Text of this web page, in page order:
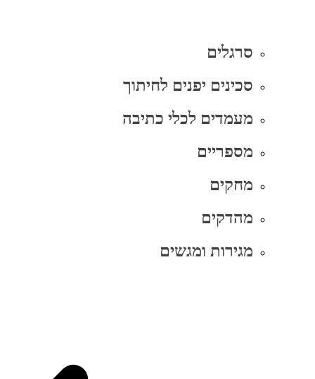
סרגלים
סכינים יפנים לחיתוך
מעמדים לכלי כתיבה
מספריים
מחקים
מהדקים
מגירות ומגשים